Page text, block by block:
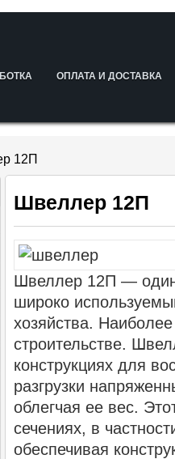
ОПЛАТА И ДОСТАВКА
12П
Швеллер 12П
Швеллер 12П —
широко
хозяйства.
строительстве.
конструкциях для
разгрузки
облегчая ее вес.
сечениях, в
обеспечивая